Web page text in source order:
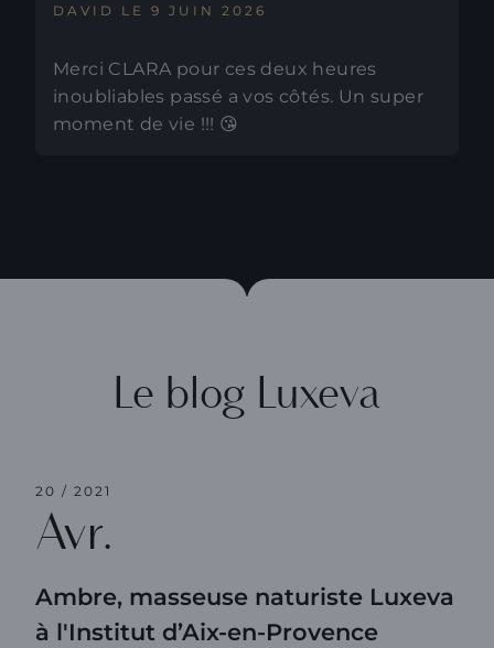
DAVID LE 9 JUIN 2026
Merci CLARA pour ces deux heures
inoubliables passé a vos côtés. Un super
moment de vie !!! 😘
Le blog Luxeva
Ambre, masseuse naturiste Luxeva
à l'Institut d’Aix-en-Provence
20 / 2021
Avr.